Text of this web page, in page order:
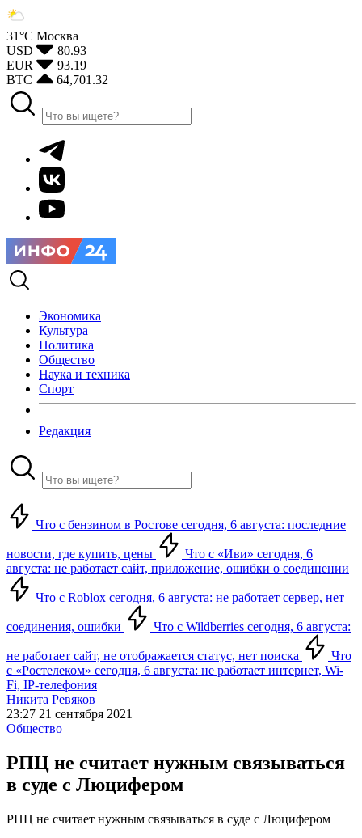
31°С Москва
USD
80.93
EUR
93.19
BTC
64,701.32
Экономика
Культура
Политика
Общество
Наука и техника
Спорт
Редакция
Что с бензином в Ростове сегодня, 6 августа: последние
новости, где купить, цены
Что с «Иви» сегодня, 6
августа: не работает сайт, приложение, ошибки о соединении
Что с Roblox сегодня, 6 августа: не работает сервер, нет
соединения, ошибки Что с Wildberries сегодня, 6 августа:
не работает сайт, не отображается статус, нет поиска
Что
с «Ростелеком» сегодня, 6 августа: не работает интернет, Wi-
Fi, IP-телефония
Никита Ревяков
23:27 21 сентября 2021
Общество
РПЦ не считает нужным связываться
в суде с Люцифером
РПЦ не считает нужным связываться в суде с Люцифером